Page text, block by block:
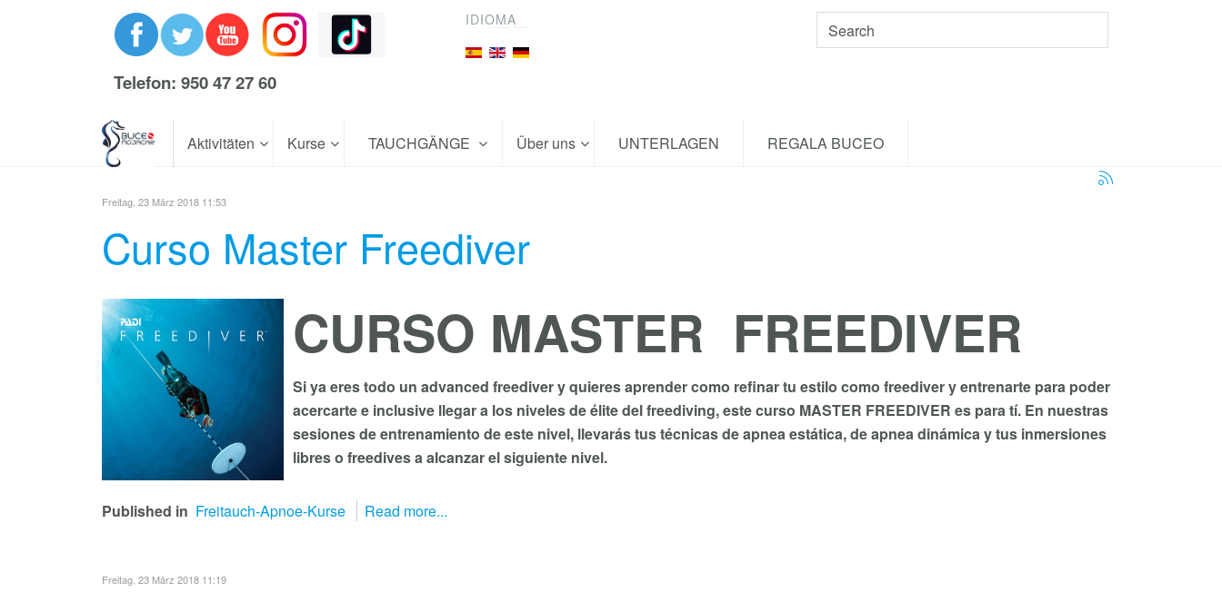
Telefon: 950 47 27 60
IDIOMA
Aktivitäten Kurse TAUCHGÄNGE Über uns UNTERLAGEN REGALA BUCEO
Freitag, 23 März 2018 11:53
Curso Master Freediver
CURSO MASTER FREEDIVER
Si ya eres todo un advanced freediver y quieres aprender como refinar tu estilo como freediver y entrenarte para poder
acercarte e inclusive llegar a los niveles de élite del freediving, este curso MASTER FREEDIVER es para tí. En nuestras
sesiones de entrenamiento de este nivel, llevarás tus técnicas de apnea estática, de apnea dinámica y tus inmersiones
libres o freedives aalcanzar el siguiente nivel.
Published in Freitauch-Apnoe-Kurse Read more...
Freitag, 23 März 2018 11:19